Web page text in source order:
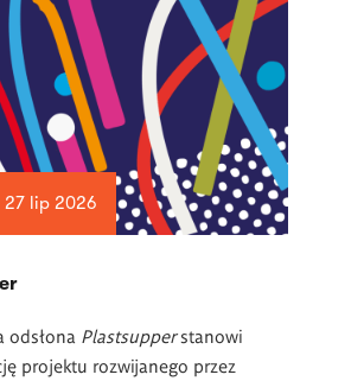
lip 2026
odsłona Plastsupperstanowi
projektu rozwijanego przez